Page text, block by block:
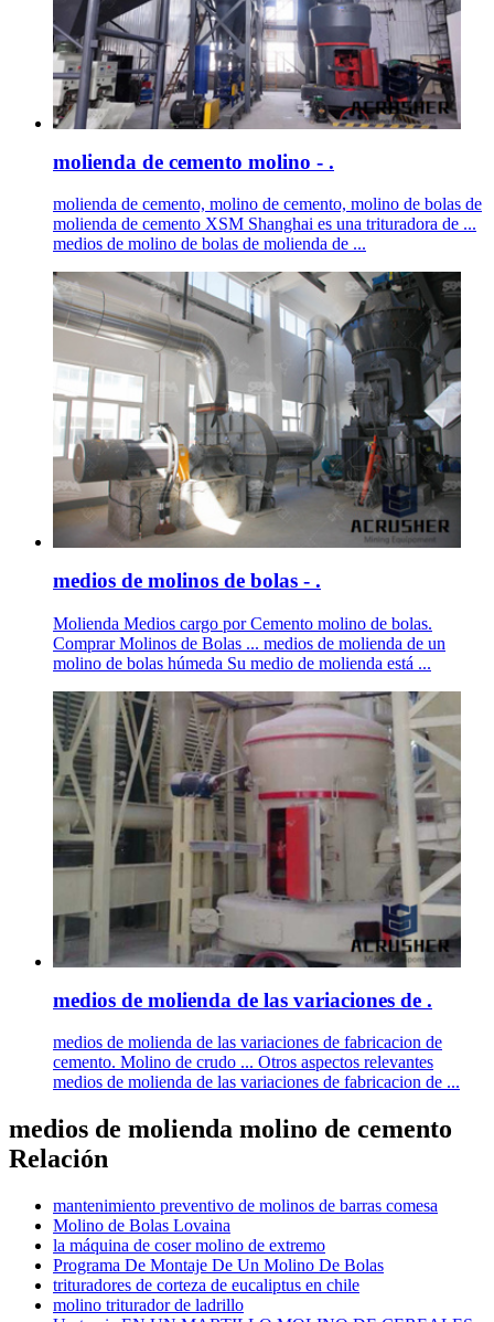
molienda de cemento molino - .
molienda de cemento, molino de cemento, molino de bolas de
molienda de cemento XSM Shanghai es una trituradora de ...
medios de molino de bolas de molienda de ...
medios de molinos de bolas - .
Molienda Medios cargo por Cemento molino de bolas.
Comprar Molinos de Bolas ... medios de molienda de un
molino de bolas húmeda Su medio de molienda está ...
medios de molienda de las variaciones de .
medios de molienda de las variaciones de fabricacion de
cemento. Molino de crudo ... Otros aspectos relevantes
medios de molienda de las variaciones de fabricacion de ...
medios de molienda molino de cemento
Relación
mantenimiento preventivo de molinos de barras comesa
Molino de Bolas Lovaina
la máquina de coser molino de extremo
Programa De Montaje De Un Molino De Bolas
trituradores de corteza de eucaliptus en chile
molino triturador de ladrillo